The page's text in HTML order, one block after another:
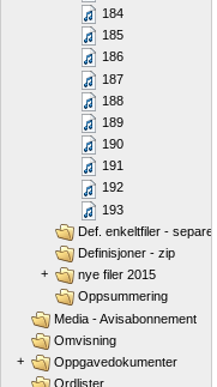
184
185
186
187
188
189
190
191
192
193
Def. enkeltfiler - separert
Definisjoner - zip
+
nye filer 2015
Oppsummering
Media - Avisabonnement
Omvisning
+
Oppgavedokumenter
Ordlister